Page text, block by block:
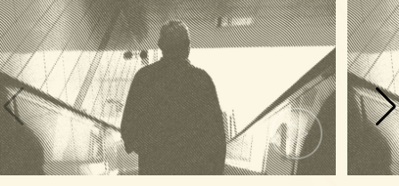
Aufnahme in die Psychotherapie
Bedarf an Psychotherapie
Entwicklung von Psychotherapie
Erfahrungen in der Psychotherapie